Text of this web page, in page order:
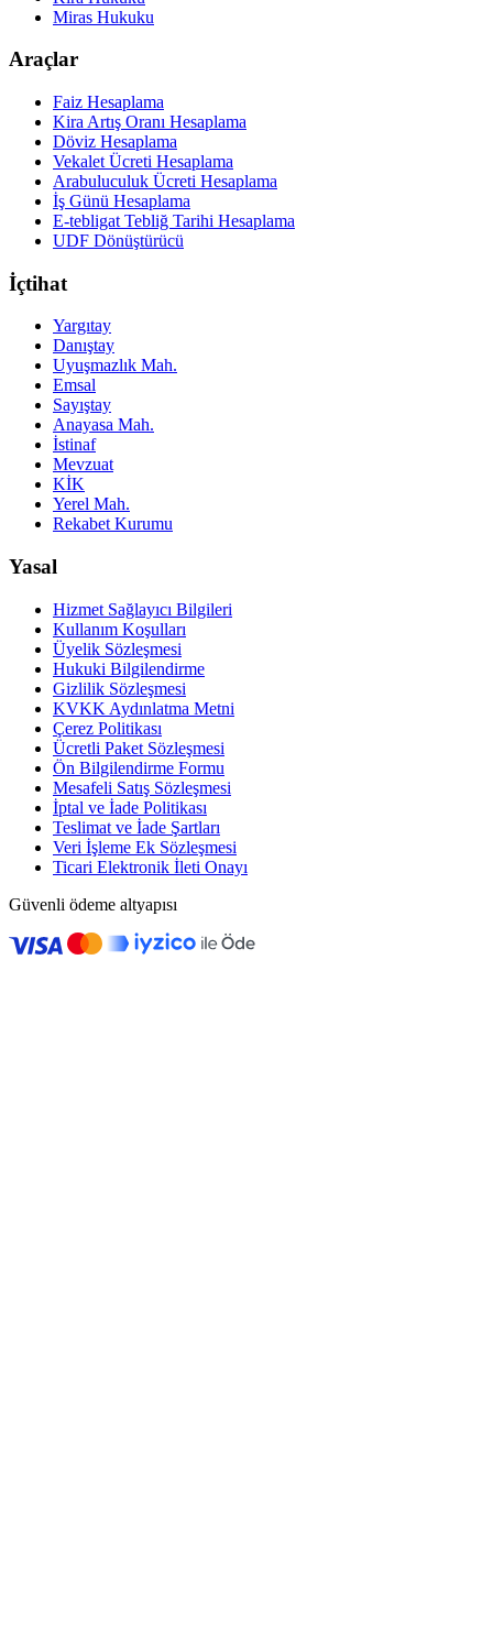
Miras Hukuku
Araçlar
Faiz Hesaplama
Kira Artış Oranı Hesaplama
Döviz Hesaplama
Vekalet Ücreti Hesaplama
Arabuluculuk Ücreti Hesaplama
İş Günü Hesaplama
E-tebligat Tebliğ Tarihi Hesaplama
UDF Dönüştürücü
İçtihat
Yargıtay
Danıştay
Uyuşmazlık Mah.
Emsal
Sayıştay
Anayasa Mah.
İstinaf
Mevzuat
KİK
Yerel Mah.
Rekabet Kurumu
Yasal
Hizmet Sağlayıcı Bilgileri
Kullanım Koşulları
Üyelik Sözleşmesi
Hukuki Bilgilendirme
Gizlilik Sözleşmesi
KVKK Aydınlatma Metni
Çerez Politikası
Ücretli Paket Sözleşmesi
Ön Bilgilendirme Formu
Mesafeli Satış Sözleşmesi
İptal ve İade Politikası
Teslimat ve İade Şartları
Veri İşleme Ek Sözleşmesi
Ticari Elektronik İleti Onayı
Güvenli ödeme altyapısı